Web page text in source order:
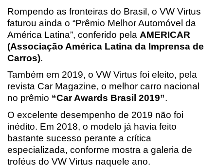
Rompendo as fronteiras do Brasil, o VW Virtus
faturou ainda o “Prêmio Melhor Automóvel da
América Latina”, conferido pela AMERICAR
(Associação América Latina da Imprensa de
Carros).
Também em 2019, o VW Virtus foi eleito, pela
revista Car Magazine, o melhor carro nacional
no prêmio “Car Awards Brasil 2019”.
O excelente desempenho de 2019 não foi
inédito. Em 2018, o modelo já havia feito
bastante sucesso perante a crítica
especializada, conforme mostra a galeria de
troféus do VW Virtus naquele ano.